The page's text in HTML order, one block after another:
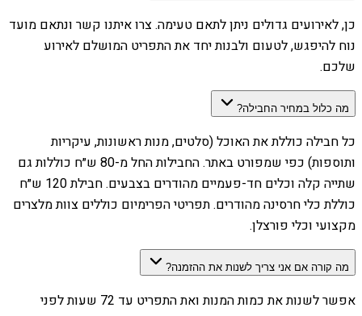
כן, לאירועים גדולים ניתן לתאם טעימה. צרו איתנו קשר ונתאם מועד
נוח להיפגש, לטעום ולבנות יחד את התפריט המושלם לאירוע
שלכם.
מה כלול במחיר החבילה?
כל חבילה כוללת את האוכל (סלטים, מנות ראשונות, עיקריות
ותוספות) כפי שמפורט באתר. החבילות החל מ-80 ש״ח כוללות גם
שתייה קלה וכלים חד-פעמיים מהודרים בצבעים. חבילת 120 ש״ח
כוללת כלי חרסינה מהודרים. תפריטי הפרימיום כוללים צוות מלצרים
מקצועי וכלי פורצלן.
מה קורה אם אני צריך לשנות את ההזמנה?
אפשר לשנות את כמות המנות ואת התפריט עד 72 שעות לפני